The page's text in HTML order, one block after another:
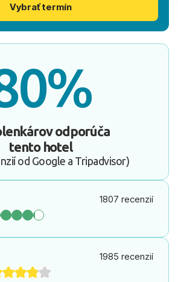
Vybrať termín
odporúča
tento hotel
od Google a Tripadvisor)
1807 recenzií
1985 recenzií